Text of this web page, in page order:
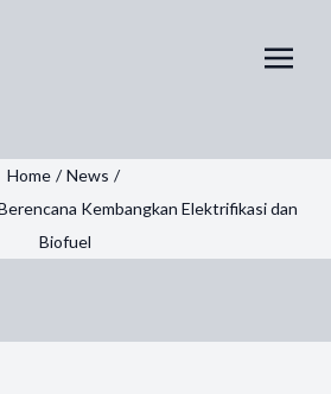
Home / News /
Kembangkan Elektrifikasi dan
Biofuel